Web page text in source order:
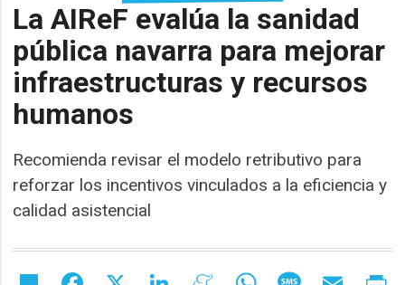
La AIReF evalúa la sanidad
pública navarra para mejorar
infraestructuras y recursos
humanos
Recomienda revisar el modelo retributivo para
reforzar los incentivos vinculados a la eficiencia y
calidad asistencial
Share Facebook LinkedIn MeneameWhatsAppMessageEmail